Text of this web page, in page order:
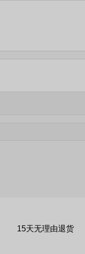
15天无理由退货